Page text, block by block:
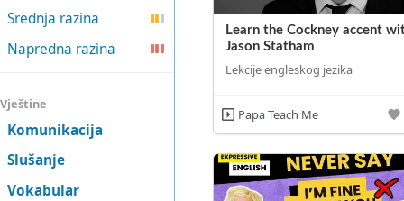
Srednja razina
Napredna razina
Vještine
Komunikacija
Slušanje
Vokabular
Learn the Cockney accent
Jason Statham
Lekcije engleskog jezika
Papa Teach Me